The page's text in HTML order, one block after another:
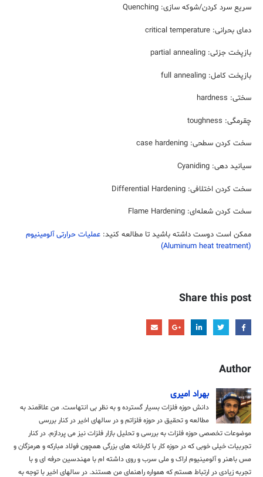
سریع سرد کردن/شوکه سازی: Quenching
دمای بحرانی: critical temperature
بازپخت جزئی: partial annealing
بازپخت کامل: full annealing
سختی: hardness
چقرمگی: toughness
سخت کردن سطحی: case hardening
سیانید دهی: Cyaniding
سخت کردن اختلافی: Differential Hardening
سخت کردن شعله‌ای: Flame Hardening
ممکن است دوست داشته باشید تا مطالعه کنید: عملیات حرارتی آلومینیوم
(Aluminum heat treatment)
Share this post
Author
بهراد امیری
دانش حوزه فلزات بسیار گسترده و به نظر بی انتهاست. من علاقمند به
مطالعه و تحقیق در حوزه فلزاتم و در سالهای اخیر در کنار بررسی
موضوعات تخصصی حوزه فلزات به بررسی و تحلیل بازار فلزات نیز می پردازم. در کنار
تجربیات خیلی خوبی که در حوزه کار با کارخانه های بزرگی همچون فولاد مبارکه و هرمزگان و
مس باهنر و آلومینیوم اراک و ملی سرب و روی داشته ام با مهندسین حرفه ای و با
تجربه زیادی در ارتباط هستم که همواره راهنمای من هستند. در سالهای اخیر با توجه به